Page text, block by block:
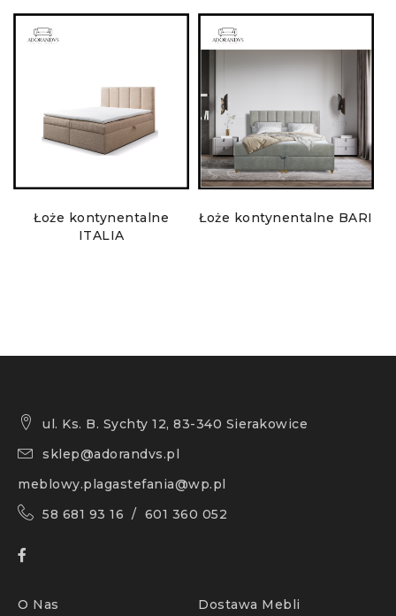
Łoże kontynentalne
ITALIA
Łoże kontynentalne BARI
ul. Ks. B. Sychty 12, 83-340 Sierakowice
sklep@adorandvs.pl
meblowy.plagastefania@wp.pl
58 681 93 16 / 601 360 052
O Nas Dostawa Mebli